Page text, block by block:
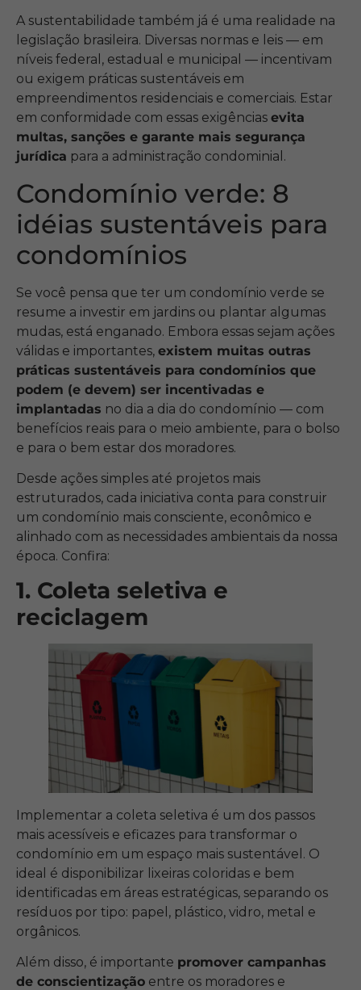
A sustentabilidade também já é uma realidade na
legislação brasileira. Diversas normas e leis — em
níveis federal, estadual e municipal — incentivam
ou exigem práticas sustentáveis em
empreendimentos residenciais e comerciais. Estar
em conformidade com essas exigências evita
multas, sanções e garante mais segurança
jurídica para a administração condominial.
Condomínio verde: 8
idéias sustentáveis para
condomínios
Se você pensa que ter um condomínio verde se
resume a investir em jardins ou plantar algumas
mudas, está enganado. Embora essas sejam ações
válidas e importantes, existem muitas outras
práticas sustentáveis para condomínios que
podem (e devem) ser incentivadas e
implantadas no dia a dia do condomínio — com
benefícios reais para o meio ambiente, para o bolso
e para o bem estar dos moradores.
Desde ações simples até projetos mais
estruturados, cada iniciativa conta para construir
um condomínio mais consciente, econômico e
alinhado com as necessidades ambientais da nossa
época. Confira:
1. Coleta seletiva e
reciclagem
Implementar a coleta seletiva é um dos passos
mais acessíveis e eficazes para transformar o
condomínio em um espaço mais sustentável. O
ideal é disponibilizar lixeiras coloridas e bem
identificadas em áreas estratégicas, separando os
resíduos por tipo: papel, plástico, vidro, metal e
orgânicos.
Além disso, é importante promover campanhas
de conscientização entre os moradores e